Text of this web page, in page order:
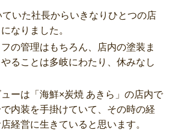
いた社長からいきなりひとつの店
なりました。
の管理はもちろん、店内の塗装ま
ることは多岐にわたり、休みなし
ーは「海鮮×炭焼 あきら」の店内で
内装を手掛けていて、その時の経
経営に生きていると思います。